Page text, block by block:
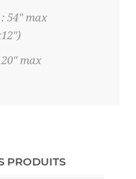
54" max
max
PRODUITS